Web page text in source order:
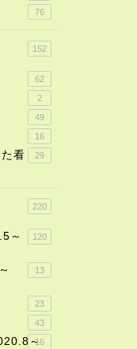
76
152
62
2
49
16
看
29
220
～
120
13
23
43
～16